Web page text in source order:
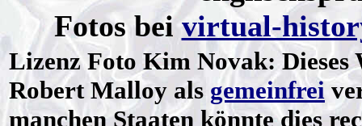
Fotos beivirtual-
LizenzFoto Kim Novak: Dieses
Robert Malloy als gemeinfrei
manchen Staaten könnte dies